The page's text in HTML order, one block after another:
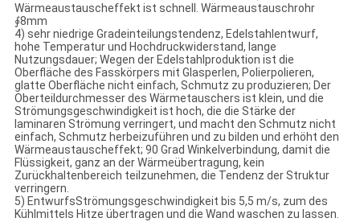
Wärmeaustauscheffekt ist schnell. Wärmeaustauschrohr
∮8mm
4) sehr niedrige Gradeinteilungstendenz, Edelstahlentwurf,
hohe Temperatur und Hochdruckwiderstand, lange
Nutzungsdauer; Wegen der Edelstahlproduktion ist die
Oberfläche des Fasskörpers mit Glasperlen, Polierpolieren,
glatte Oberfläche nicht einfach, Schmutz zu produzieren; Der
Oberteildurchmesser des Wärmetauschers ist klein, und die
Strömungsgeschwindigkeit ist hoch, die die Stärke der
laminaren Strömung verringert, und macht den Schmutz nicht
einfach, Schmutz herbeizuführen und zu bilden und erhöht den
Wärmeaustauscheffekt; 90 Grad Winkelverbindung, damit die
Flüssigkeit, ganz an der Wärmeübertragung, kein
Zurückhaltenbereich teilzunehmen, die Tendenz der Struktur
verringern.
5) EntwurfsStrömungsgeschwindigkeit bis 5,5 m/s, zum des
Kühlmittels Hitze übertragen und die Wand waschen zu lassen.